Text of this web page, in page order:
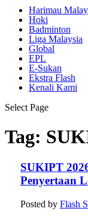
Harimau
Hoki
Badminton
Liga Malaysia
Global
EPL
E-Sukan
Ekstra Flash
Kenali Kami
Select Page
Tag:
SUKIPT
Penyertaan
Posted by Flash